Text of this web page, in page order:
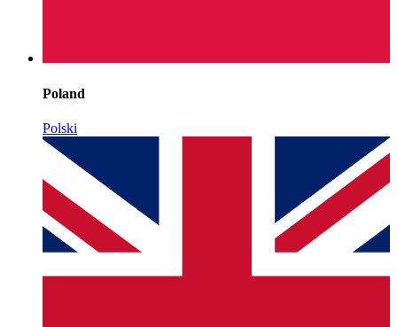
Poland
Polski